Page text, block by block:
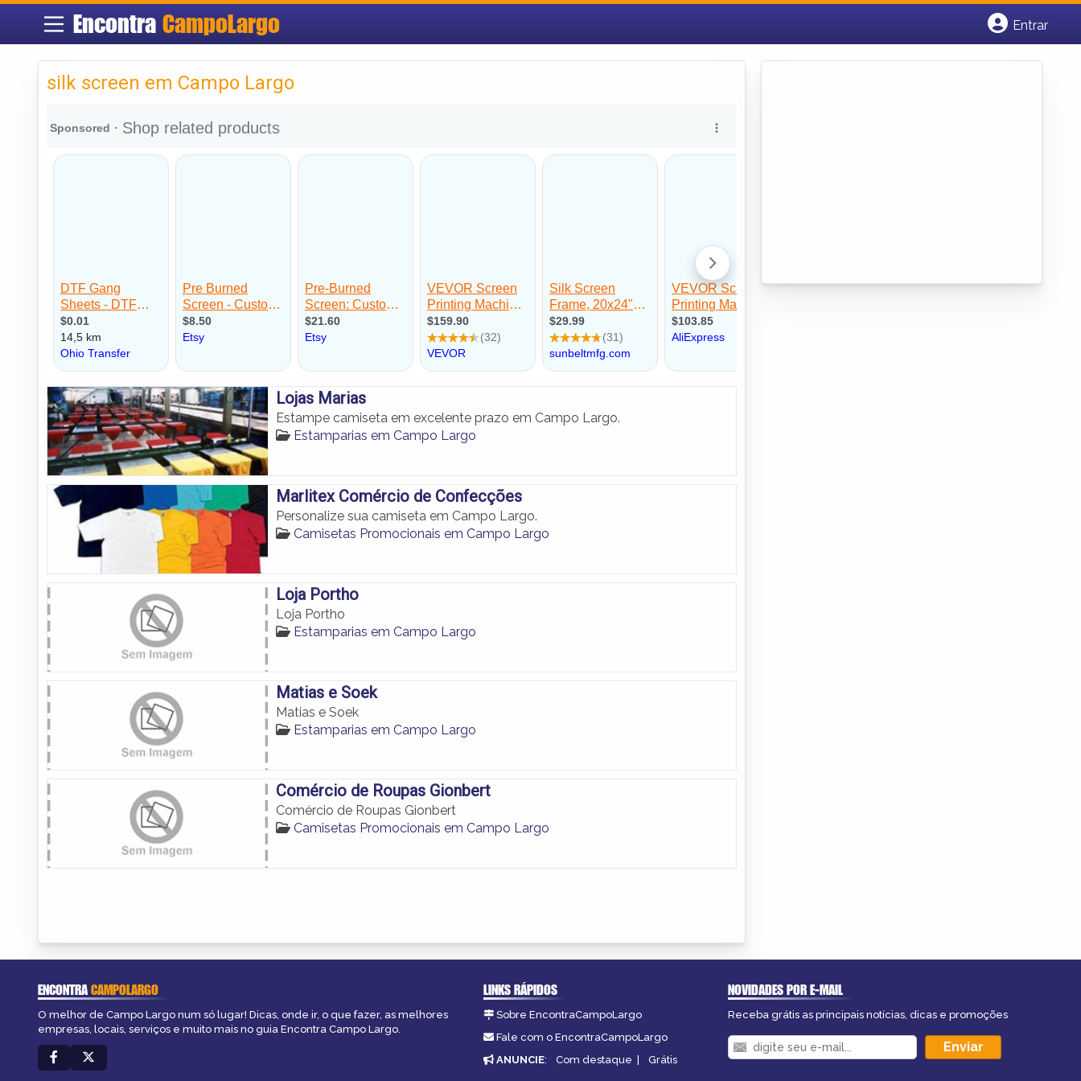
Encontra CampoLargo
Entrar
silk screen em Campo Largo
Lojas Marias
Estampe camiseta em excelente prazo em Campo Largo.
Estamparias em Campo Largo
Marlitex Comércio de Confecções
Personalize sua camiseta em Campo Largo.
Camisetas Promocionais em Campo Largo
Loja Portho
Loja Portho
Estamparias em Campo Largo
Matias e Soek
Matias e Soek
Estamparias em Campo Largo
Comércio de Roupas Gionbert
Comércio de Roupas Gionbert
Camisetas Promocionais em Campo Largo
ENCONTRACAMPOLARGO
O melhor de Campo Largo num só lugar! Dicas, onde ir, o que fazer, as melhores
empresas, locais, serviços e muito mais no guia Encontra Campo Largo.
LINKS RÁPIDOS
Sobre EncontraCampoLargo
Fale com o EncontraCampoLargo
ANUNCIE: Com destaque | Grátis
NOVIDADES POR E-MAIL
Receba grátis as principais notícias, dicas e promoções